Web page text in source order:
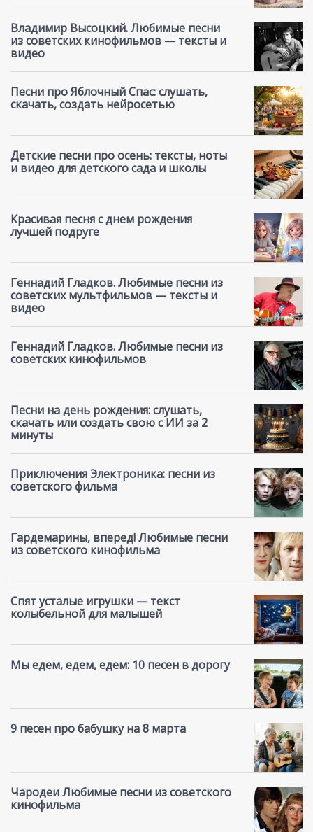
Владимир Высоцкий. Любимые песни
из советских кинофильмов — тексты и
видео
Песни про Яблочный Спас: слушать,
скачать, создать нейросетью
Детские песни про осень: тексты, ноты
и видео для детского сада и школы
Красивая песня с днем рождения
лучшей подруге
Геннадий Гладков. Любимые песни из
советских мультфильмов — тексты и
видео
Геннадий Гладков. Любимые песни из
советских кинофильмов
Песни на день рождения: слушать,
скачать или создать свою с ИИ за 2
минуты
Приключения Электроника: песни из
советского фильма
Гардемарины, вперед! Любимые песни
из советского кинофильма
Спят усталые игрушки — текст
колыбельной для малышей
Мы едем, едем, едем: 10 песен в дорогу
9 песен про бабушку на 8 марта
Чародеи Любимые песни из советского
кинофильма